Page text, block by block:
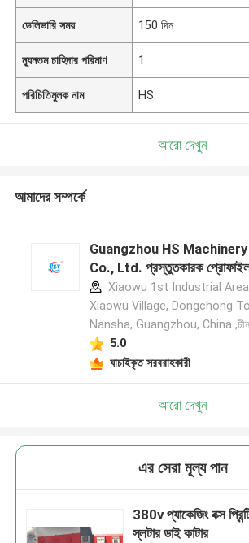
ডেলিভারি সময় 150 দিন
ন্যূনতম চাহিদার পরিমাণ 1
পরিচিতিমুলক নাম HS
আরো দেখুন
আমাদের সম্পর্কে
Guangzhou HS Machinery
Co., Ltd. প্রস্তুতকারক
Xiaowu 1st Industrial
Xiaowu Village, Dongchong
Nansha, Guangzhou, China ,চীন
5.0
যাচাইকৃত সরবরাহকারী
আরো দেখুন
এর সেরা মূল্য পান
380v প্যাকেজিং বক্স
স্লটার ডাই কাটার